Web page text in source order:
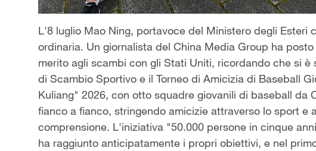
L'8 luglio Mao Ning, portavoce del Ministero degli Esteri
ordinaria. Un giornalista del China Media Group ha
merito agli scambi con gli Stati Uniti, ricordando che si
di Scambio Sportivo e il Torneo di Amicizia di Baseball
Kuliang" 2026, con otto squadre giovanili di baseball da
fianco a fianco, stringendo amicizie attraverso lo sport e
comprensione. L'iniziativa "50.000 persone in cinque
ha raggiunto anticipatamente i propri obiettivi, e nel